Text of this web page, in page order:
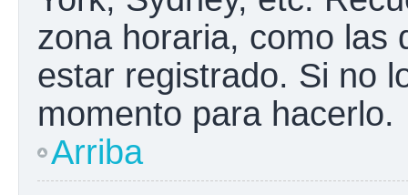
zona horaria, como las
estar registrado. Si no
momento para hacerlo.
Arriba